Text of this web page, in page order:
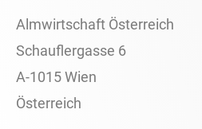
Almwirtschaft Österreich
Schauflergasse 6
A-1015 Wien
Österreich